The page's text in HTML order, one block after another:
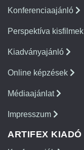
Konferenciaajánló
Perspektíva kisfilmek
Kiadványajánló
Online képzések
Médiaajánlat
Impresszum
ARTIFEX KIADÓ